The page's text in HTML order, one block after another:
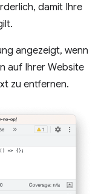
damit Ihre
angezeigt, wenn
auf Ihrer Website
zu entfernen.